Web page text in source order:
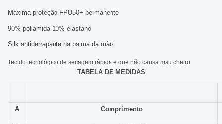
Máxima proteção FPU50+ permanente
90% poliamida 10% elastano
Silk antiderrapante na palma da mão
Tecido tecnológico de secagem rápida e que não causa mau cheiro
TABELA DE MEDIDAS
A Comprimento